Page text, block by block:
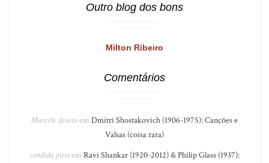
Outro blog dos bons
Milton Ribeiro
Comentários
Marcelo devotoem Dmitri Shostakovich (1906-1975): Canções e
Valsas (coisa rara)
candida piresem Ravi Shankar (1920-2012) & Philip Glass (1937):